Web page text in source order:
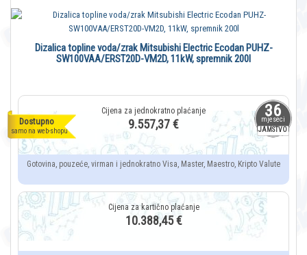
36
mjeseci
JAMSTVO
Dostupno
samo na web-shopu
Dizalica topline voda/zrak Mitsubishi Electric Ecodan PUHZ-
SW100VAA/ERST20D-VM2D, 11kW, spremnik 200l
9.557,37 €
Gotovina, pouzeće, virman i jednokratno Visa, Master, Maestro, Kripto Valute
10.388,45 €